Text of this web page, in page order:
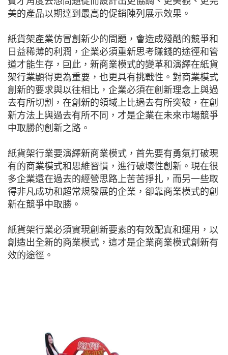
美的產品以期達到最高的促銷陳列展示效果。
紙貨架產業仿冒創新少的問題，會造成殘酷的競爭和
日益稀薄的利潤，企業必須重新思考賺錢的途徑和管
道才能生存，囙此，新商業模式的變革和演繹在紙貨
架行業顯得更為重要，也更具有挑戰性。對商業模式
創新的要求與以往相比，企業必須在創新理念上與過
去有所切割，在創新的領域上比過去有所突破，在創
新方法上與過去有所不同，才是企業在未來市場競爭
中取勝的創新之路。
紙貨架行業要演繹新商業模式，首先要有勇氣打破現
有的商業模式和思維習慣，進行破壞性創新。現在很
多企業還在過去的經營思路上苦苦掙扎，而另一些取
得非凡成功和超常規發展的企業，卻靠商業模式的創
新在競爭中取勝。
紙貨架行業必須實現創新要素的有效配寘和運用，以
創造出全新的商業模式，這才是企業商業模式創新有
效的途徑。